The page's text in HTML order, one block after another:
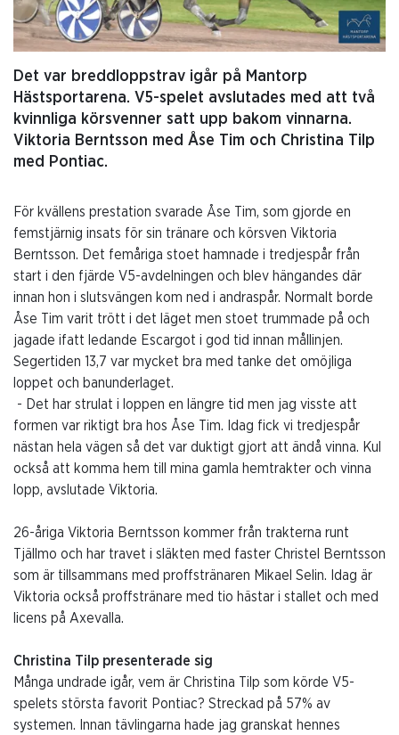
Det var breddloppstrav igår på Mantorp
Hästsportarena. V5-spelet avslutades med att två
kvinnliga körsvenner satt upp bakom vinnarna.
Viktoria Berntsson med Åse Tim och Christina Tilp
med Pontiac.
För kvällens prestation svarade Åse Tim, som gjorde en
femstjärnig insats för sin tränare och körsven Viktoria
Berntsson. Det femåriga stoet hamnade i tredjespår från
start i den fjärde V5-avdelningen och blev hängandes där
innan hon i slutsvängen kom ned i andraspår. Normalt borde
Åse Tim varit trött i det läget men stoet trummade på och
jagade ifatt ledande Escargot i god tid innan mållinjen.
Segertiden 13,7 var mycket bra med tanke det omöjliga
loppet och banunderlaget.
- Det har strulat i loppen en längre tid men jag visste att
formen var riktigt bra hos Åse Tim. Idag fick vi tredjespår
nästan hela vägen så det var duktigt gjort att ändå vinna. Kul
också att komma hem till mina gamla hemtrakter och vinna
lopp, avslutade Viktoria.
26-åriga Viktoria Berntsson kommer från trakterna runt
Tjällmo och har travet i släkten med faster Christel Berntsson
som är tillsammans med proffstränaren Mikael Selin. Idag är
Viktoria också proffstränare med tio hästar i stallet och med
licens på Axevalla.
Christina Tilp presenterade sig
Många undrade igår, vem är Christina Tilp som körde V5-
spelets största favorit Pontiac? Streckad på 57% av
systemen. Innan tävlingarna hade jag granskat hennes